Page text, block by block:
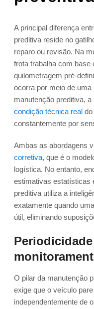
A principal diferença
preditiva reside no
reparo ou revisão. Na
frota trabalha com base
quilometragem pré-
ocorra por meio de
manutenção preditiva,
condição técnica real
constantemente por
Ambas as abordagens
corretiva, que é o
logística. No entanto,
estimativas estatísticas
preditiva utiliza a
exatamente quando
útil, eliminando
O pilar da manutenção
exige que o veículo
independentemente de